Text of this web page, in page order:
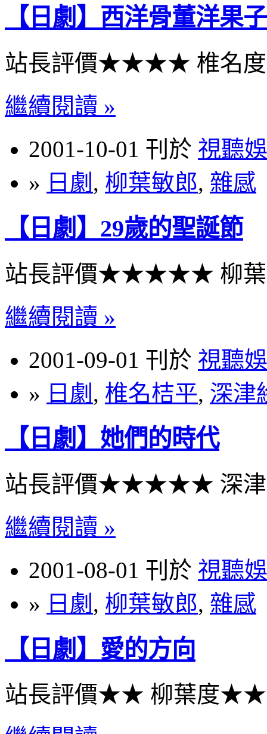
【日劇】西洋骨董洋果
站長評價★★★★ 椎
繼續閱讀 »
2001-10-01 刊於 視聽
» 日劇 , 柳葉敏郎, 雜感
【日劇】29歲的聖誕節
站長評價★★★★★ 柳
繼續閱讀 »
2001-09-01 刊於 視聽
» 日劇 , 椎名桔平, 深津
【日劇】她們的時代
站長評價★★★★★ 深
繼續閱讀 »
2001-08-01 刊於 視聽
» 日劇 , 柳葉敏郎, 雜感
【日劇】愛的方向
站長評價★★ 柳葉度